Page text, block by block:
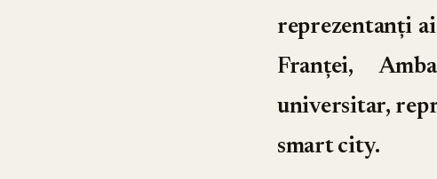
reprezentanți
Franței,
universitar,
smart city.